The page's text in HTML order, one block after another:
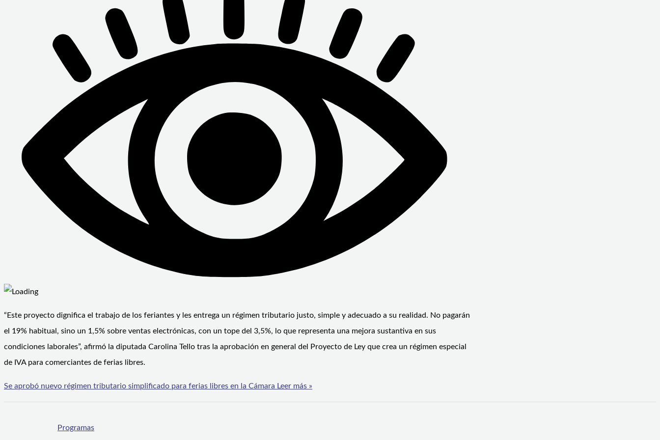
“Este proyecto dignifica el trabajo de los feriantes y les entrega un régimen tributario justo, simple y adecuado a su realidad. No pagarán
el 19% habitual, sino un 1,5% sobre ventas electrónicas, con un tope del 3,5%, lo que representa una mejora sustantiva en sus
condiciones laborales”, afirmó la diputada Carolina Tello tras la aprobación en general del Proyecto de Ley que crea un régimen especial
de IVA para comerciantes de ferias libres.
Se aprobó nuevo régimen tributario simplificado para ferias libres en la Cámara Leer más »
Programas